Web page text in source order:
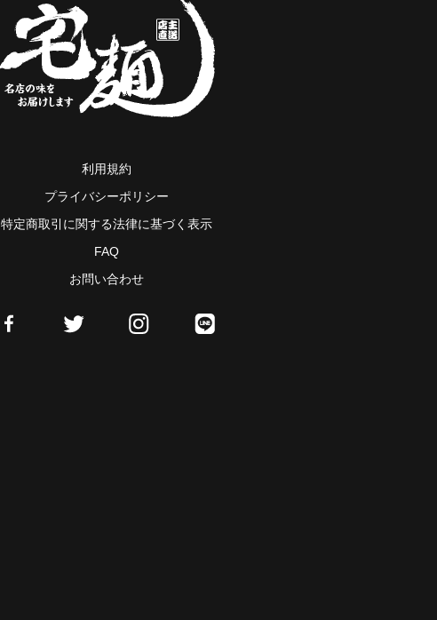
利用規約
プライバシーポリシー
特定商取引に関する法律に基づく表示
FAQ
お問い合わせ